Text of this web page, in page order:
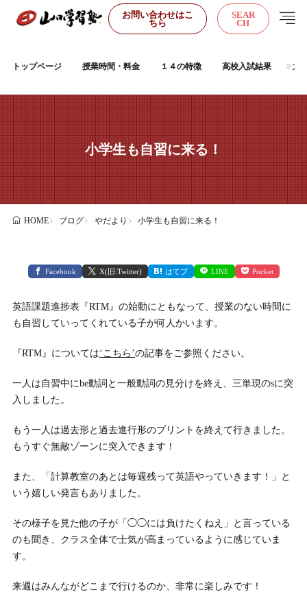
お問い合わせはこ
ちら
SEAR
CH
トップページ 授業時間・料金 １４の特徴 高校入試結果 大
小学生も自習に来る！
HOME ブログ やだより 小学生も自習に来る！
Facebook X(旧:Twitter) はてブ LINE Pocket
英語課題進捗表『RTM』の始動にともなって、授業のない時間に
も自習していってくれている子が何人かいます。
『RTM』については‘こちら’の記事をご参照ください。
一人は自習中にbe動詞と一般動詞の見分けを終え、三単現のsに突
入しました。
もう一人は過去形と過去進行形のプリントを終えて行きました。
もうすぐ無敵ゾーンに突入できます！
また、「計算教室のあとは毎週残って英語やっていきます！」と
いう嬉しい発言もありました。
その様子を見た他の子が「◯◯には負けたくねえ」と言っている
のも聞き、クラス全体で士気が高まっているように感じていま
す。
来週はみんながどこまで行けるのか、非常に楽しみです！